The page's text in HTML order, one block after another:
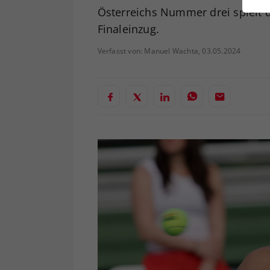
Österreichs Nummer drei spielt
Finaleinzug.
Verfasst von: Manuel Wachta, 03.05.2024